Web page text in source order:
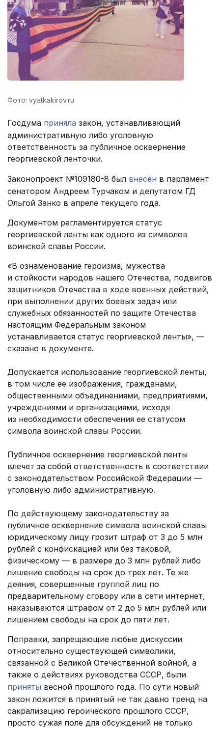
Фото: vyatkakirov.ru
Госдума приняла закон, устанавливающий
административную либо уголовную
ответственность за публичное осквернение
георгиевской ленточки.
Законопроект №109180-8 был внесён в парламент
сенатором Андреем Турчаком и депутатом ГД
Ольгой Занко в апреле текущего года.
Документом регламентируется статус
георгиевской ленты как одного из символов
воинской славы России.
«В ознаменование героизма, мужества
и стойкости народов нашего Отечества, подвигов
защитников Отечества в ходе военных действий,
при выполнении других боевых задач или
служебных обязанностей по защите Отечества
настоящим Федеральным законом
устанавливается статус георгиевской ленты», —
сказано в документе.
Допускается использование георгиевской ленты,
в том числе ее изображения, гражданами,
общественными объединениями, предприятиями,
учреждениями и организациями, исходя
из необходимости обеспечения ее статусом
символа воинской славы России.
Публичное осквернение георгиевской ленты
влечет за собой ответственность в соответствии
с законодательством Российской Федерации —
уголовную либо административную.
По действующему законодательству за
публичное осквернение символа воинской славы
юридическому лицу грозит штраф от 3 до 5 млн
рублей с конфискацией или без таковой,
физическому — в размере до 3 млн рублей либо
лишение свободы на срок до трех лет. Те же
деяния, совершенные группой лиц по
предварительному сговору или в сети интернет,
наказываются штрафом от 2 до 5 млн рублей или
лишением свободы на срок до пяти лет.
Поправки, запрещающие любые дискуссии
относительно существующей символики,
связанной с Великой Отечественной войной, а
также о действиях руководства СССР, были
приняты весной прошлого года. По сути новый
закон ложится в принятый не так давно тренд на
сакрализацию героического прошлого СССР,
просто сужая поле для обсуждений не только